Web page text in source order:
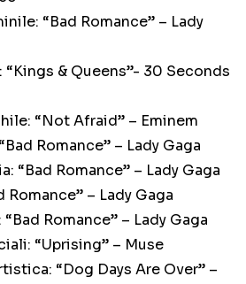
“Bad Romance” – Lady
& Queens”- 30 Seconds
“Not Afraid” – Eminem
Romance” – Lady Gaga
“Bad Romance” – Lady Gaga
– Lady Gaga
Romance” – Lady Gaga
“Uprising” – Muse
“Dog Days Are Over” –